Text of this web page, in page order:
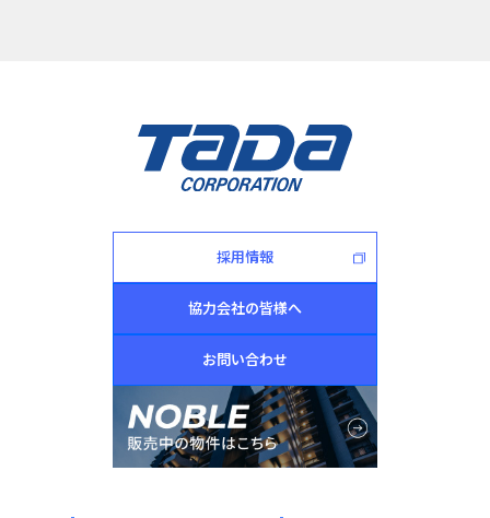
採用情報
協力会社の皆様へ
お問い合わせ